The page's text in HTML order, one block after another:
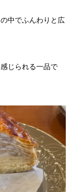
中でふんわりと広
じられる一品で